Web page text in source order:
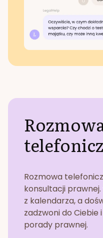
Rozmowa
konsultacji
z kalendarza, a
zadzwoni do Ciebie
porady prawnej.